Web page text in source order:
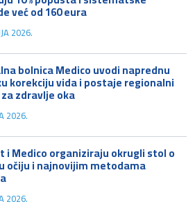
već od 160 eura
2026.
bolnica Medico uvodi naprednu
korekciju vida i postaje regionalni
zdravlje oka
2026.
i Medico organiziraju okrugli stol o
očiju i najnovijim metodama
2026.